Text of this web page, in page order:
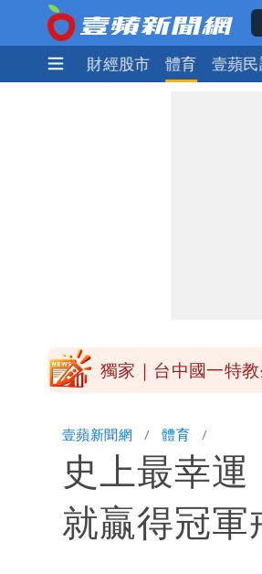
國際 財經股市 體育 壹蘋
獨家｜台中國一特
外送專法上路滿2
高希均辭世享耆壽
壹蘋新聞網 體育
史上最幸
就贏得冠軍